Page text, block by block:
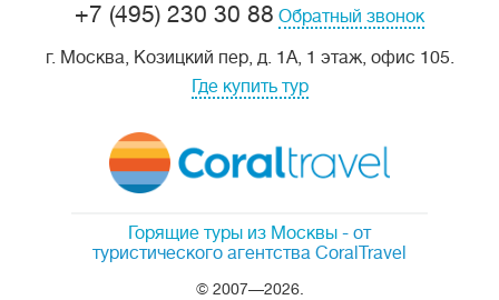
Горящие туры из Москвы - от
туристического агентства CoralTravel
© 2007—2026.
+7 (495) 230 30 88 Обратный звонок
г. Москва, Козицкий пер, д. 1А, 1 этаж, офис 105.
Где купить тур